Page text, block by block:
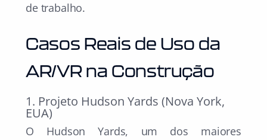
de trabalho.
Casos Reais de Uso da
AR/VR na Construção
1. Projeto Hudson Yards (Nova York,
EUA)
O Hudson Yards, um dos maiores